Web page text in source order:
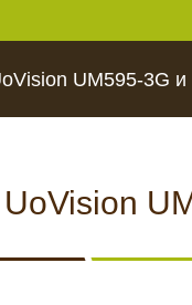
КАМЕРИ ЗА
UM595-3G и